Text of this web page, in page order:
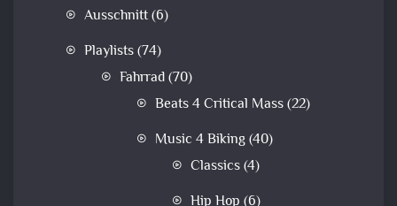
Ausschnitt(6)
Playlists(74)
Fahrrad(70)
Beats 4 Critical Mass(22)
Music 4 Biking(40)
Classics(4)